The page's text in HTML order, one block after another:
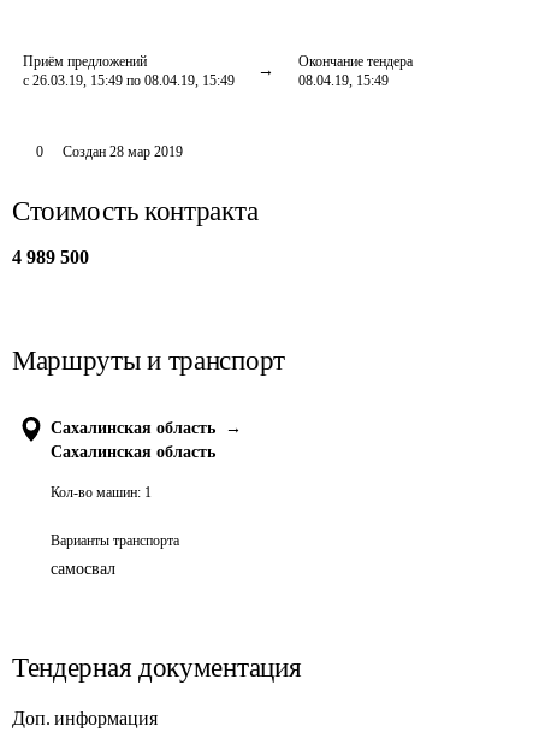
Приём предложений
с 26.03.19, 15:49 по 08.04.19, 15:49
Окончание тендера
08.04.19, 15:49
0 Создан 28 мар 2019
Стоимость контракта
4 989 500
Маршруты и транспорт
Сахалинская область
→
Сахалинская область
Кол-во машин: 1
Варианты транспорта
самосвал
Тендерная документация
Доп. информация